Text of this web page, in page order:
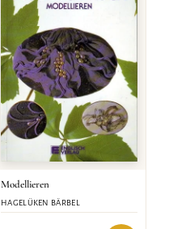
Modellieren
HAGELÜKEN BÄRBEL